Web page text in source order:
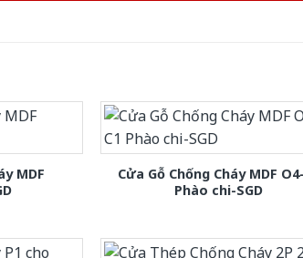
MDF
Cửa Gỗ Chống Cháy MDF
Phào chi-SGD